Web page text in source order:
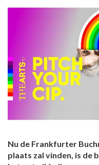
Nu de Frankfurter
plaats zal vinden, is de